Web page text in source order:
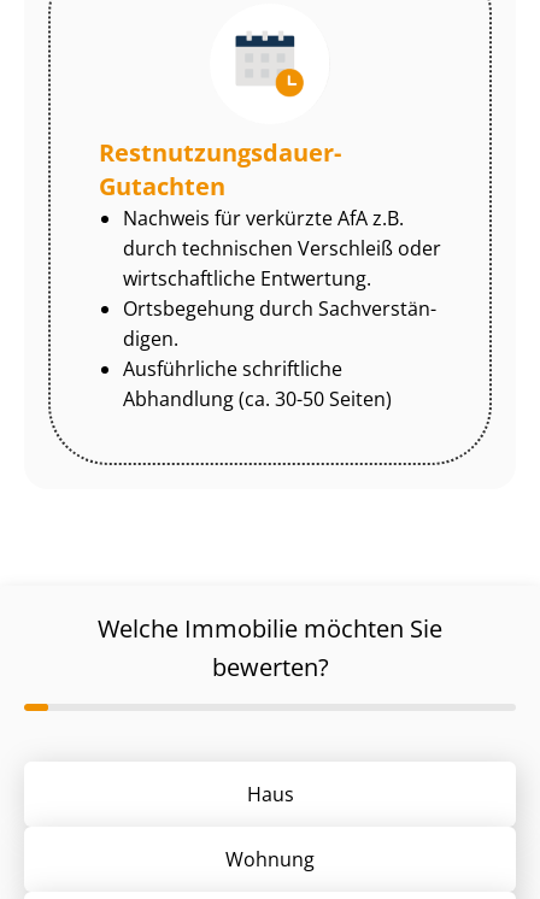
Rest­nut­zungs­dau­er-
Gutachten
Nachweis für verkürzte AfA z.B.
durch technischen Verschleiß oder
wirtschaftliche Entwertung.
Ortsbegehung durch Sach­ver­stän­
di­gen.
Ausführliche schriftliche
Abhandlung (ca. 30-50 Seiten)
Welche Immobilie möchten Sie
bewerten?
Haus
Wohnung